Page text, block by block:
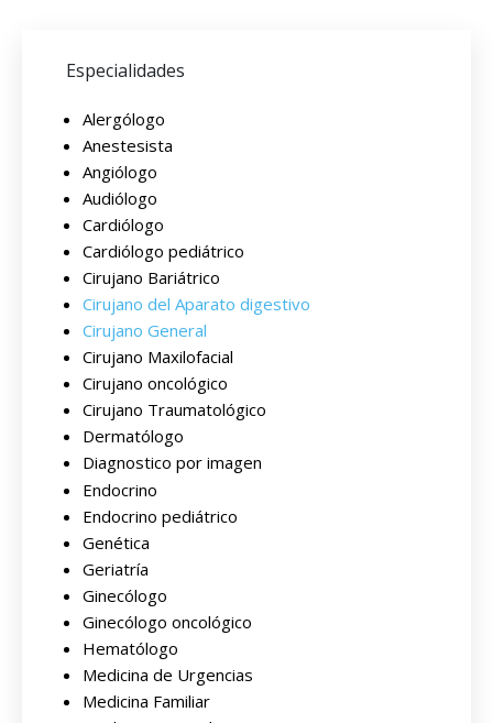
Especialidades
Alergólogo
Anestesista
Angiólogo
Audiólogo
Cardiólogo
Cardiólogo pediátrico
Cirujano Bariátrico
Cirujano del Aparato digestivo
Cirujano General
Cirujano Maxilofacial
Cirujano oncológico
Cirujano Traumatológico
Dermatólogo
Diagnostico por imagen
Endocrino
Endocrino pediátrico
Genética
Geriatría
Ginecólogo
Ginecólogo oncológico
Hematólogo
Medicina de Urgencias
Medicina Familiar